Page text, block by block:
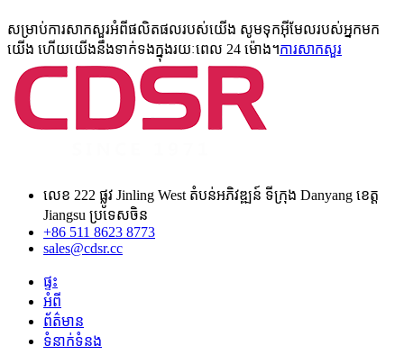
សម្រាប់ការសាកសួរអំពីផលិតផលរបស់យើង សូមទុកអ៊ីមែលរបស់អ្នកមក
យើង ហើយយើងនឹងទាក់ទងក្នុងរយៈពេល 24 ម៉ោង។ការសាកសួរ
លេខ 222 ផ្លូវ Jinling West តំបន់អភិវឌ្ឍន៍ ទីក្រុង Danyang ខេត្ត
Jiangsu ប្រទេសចិន
+86 511 8623 8773
sales@cdsr.cc
ផ្ទះ
អំពី
ព័ត៌មាន
ទំនាក់ទំនង